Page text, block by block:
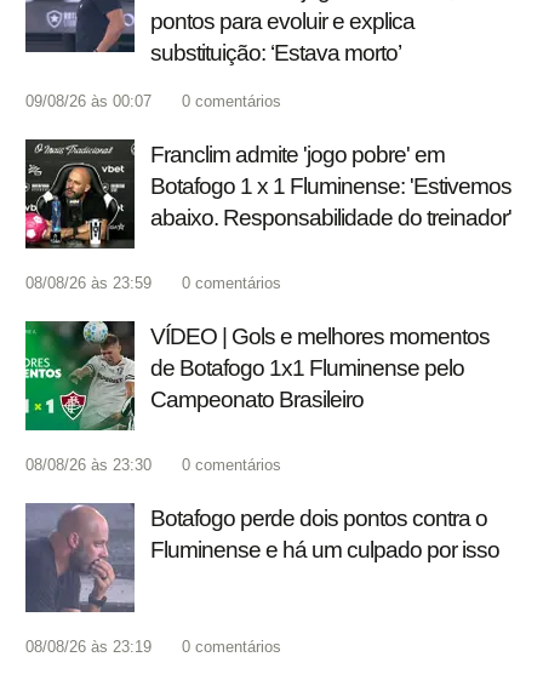
pontos para evoluir e explica
substituição: ‘Estava morto’
09/08/26 às 00:07 0 comentários
Franclim admite 'jogo pobre' em
Botafogo 1 x 1 Fluminense: 'Estivemos
abaixo. Responsabilidade do treinador'
08/08/26 às 23:59 0 comentários
VÍDEO | Gols e melhores momentos
de Botafogo 1x1 Fluminense pelo
Campeonato Brasileiro
08/08/26 às 23:30 0 comentários
Botafogo perde dois pontos contra o
Fluminense e há um culpado por isso
08/08/26 às 23:19 0 comentários